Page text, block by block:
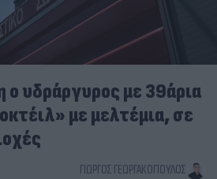
ο υδράργυρος με 39άρια
με μελτέμια, σε
ΓΙΏΡΓΟΣ ΓΕΩΡΓΑΚΌΠΟΥΛΟΣ